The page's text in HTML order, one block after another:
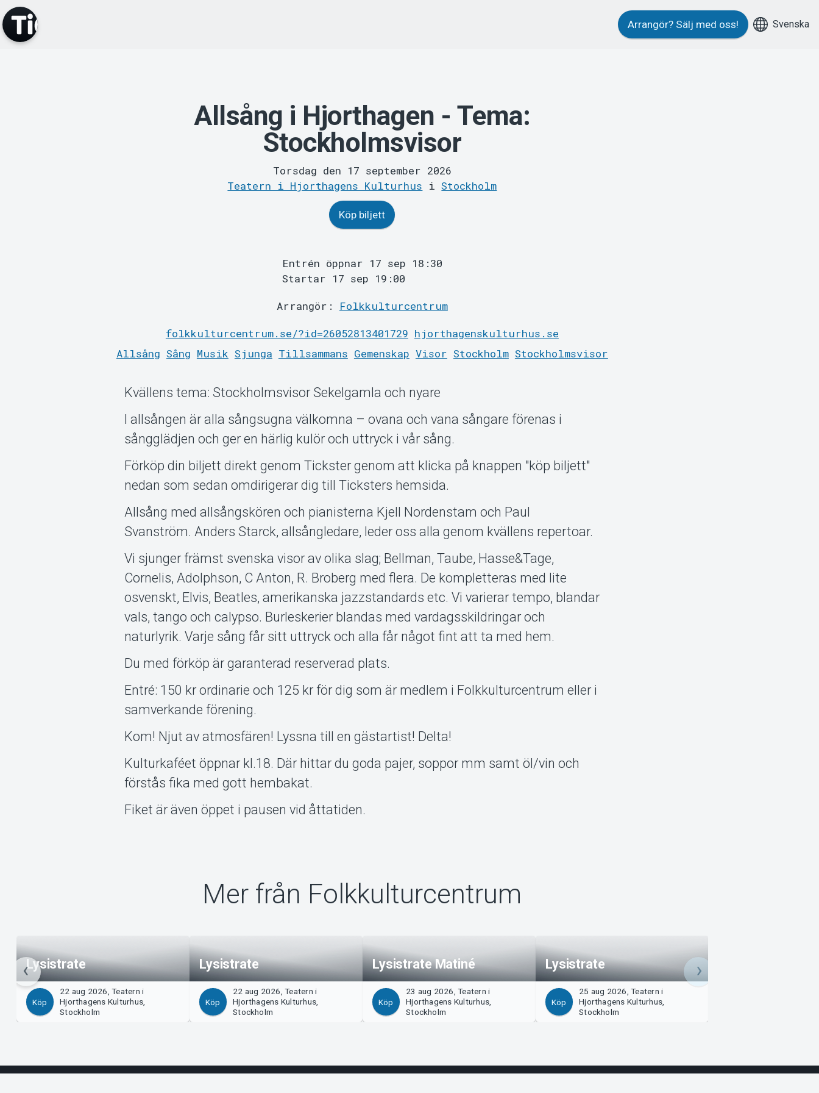
Arrangör? Sälj med oss! Svenska
Allsång i Hjorthagen - Tema:
Stockholmsvisor
Torsdag den 17 september 2026
Teatern i Hjorthagens Kulturhus iStockholm
Köp biljett
Entrén öppnar 17 sep 18:30
Startar 17 sep 19:00
Arrangör: Folkkulturcentrum
folkkulturcentrum.se/?id=26052813401729 hjorthagenskulturhus.se
Allsång Sång Musik Sjunga Tillsammans Gemenskap Visor Stockholm Stockholmsvisor
Kvällens tema: Stockholmsvisor Sekelgamla och nyare
I allsången är alla sångsugna välkomna – ovana och vana sångare förenas i
sångglädjen och ger en härlig kulör och uttryck i vår sång.
Förköp din biljett direkt genom Tickster genom att klicka på knappen "köp biljett"
nedan som sedan omdirigerar dig till Ticksters hemsida.
Allsång med allsångskören och pianisterna Kjell Nordenstam och Paul
Svanström. Anders Starck, allsångledare, leder oss alla genom kvällens repertoar.
Vi sjunger främst svenska visor av olika slag; Bellman, Taube, Hasse&Tage,
Cornelis, Adolphson, C Anton, R. Broberg med flera. De kompletteras med lite
osvenskt, Elvis, Beatles, amerikanska jazzstandards etc. Vi varierar tempo, blandar
vals, tango och calypso. Burleskerier blandas med vardagsskildringar och
naturlyrik. Varje sång får sitt uttryck och alla får något fint att ta med hem.
Du med förköp är garanterad reserverad plats.
Entré: 150 kr ordinarie och 125 kr för dig som är medlem i Folkkulturcentrum eller i
samverkande förening.
Kom! Njut av atmosfären! Lyssna till en gästartist! Delta!
Kulturkaféet öppnar kl.18. Där hittar du goda pajer, soppor mm samt öl/vin och
förstås fika med gott hembakat.
Fiket är även öppet i pausen vid åttatiden.
Mer från Folkkulturcentrum
Lysistrate
Köp
22 aug 2026, Teatern i
Hjorthagens Kulturhus,
Stockholm
Lysistrate
Köp
22 aug 2026, Teatern i
Hjorthagens Kulturhus,
Stockholm
Lysistrate Matiné
Köp
23 aug 2026, Teatern i
Hjorthagens Kulturhus,
Stockholm
Lysistrate
Köp
25 aug 2026, Teatern i
Hjorthagens Kulturhus,
Stockholm